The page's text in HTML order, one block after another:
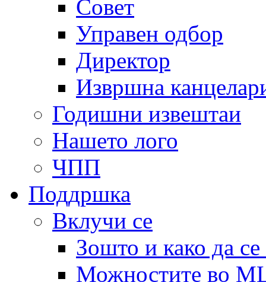
Совет
Управен одбор
Директор
Извршна
Годишни извештаи
Нашето лого
ЧПП
Поддршка
Вклучи се
Зошто и како да
Можностите во